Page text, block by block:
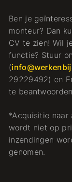
Ben je
monteur? Dan
CV te zien! Wil
functie? Stuur
(
29229492) en
te
*Acquisitie naar
wordt niet op
inzendingen
genomen.